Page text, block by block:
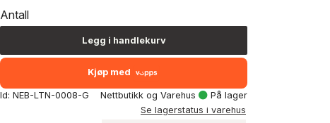
Antall
Legg i handlekurv
Kjøp med
Id: NEB-LTN-0008-G Nettbutikk og Varehus
På lager
Se lagerstatus i varehus